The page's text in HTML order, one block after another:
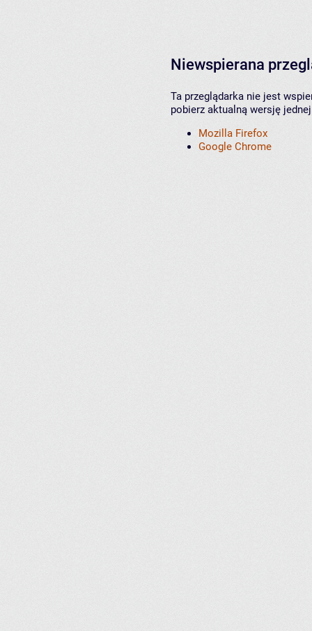
Niewspierana
Ta przeglądarka nie jest
pobierz aktualną wersję
Mozilla Firefox
Google Chrome